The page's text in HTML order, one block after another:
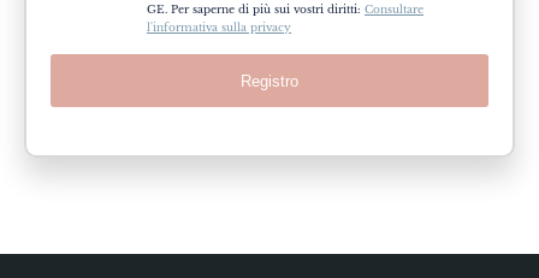
GE. Per saperne di più sui vostri diritti: Consultare
l'informativa sulla privacy
Registro